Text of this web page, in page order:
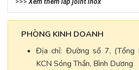
PHÒNG KINH DOANH
Địa chỉ: Đường số 7, (Tổng
KCN Sóng Thần, Bình Dương